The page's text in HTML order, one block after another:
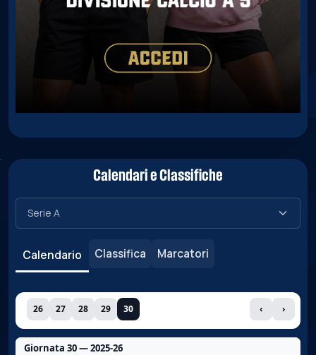
Calendari e Classifiche
Calendario Classifica Marcatori
26 27 28 29 30 ‹ ›
Giornata 30 — 2025-26